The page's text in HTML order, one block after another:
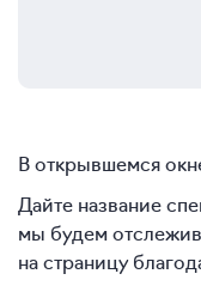
В открывшемся
Дайте название
мы будем
на страницу